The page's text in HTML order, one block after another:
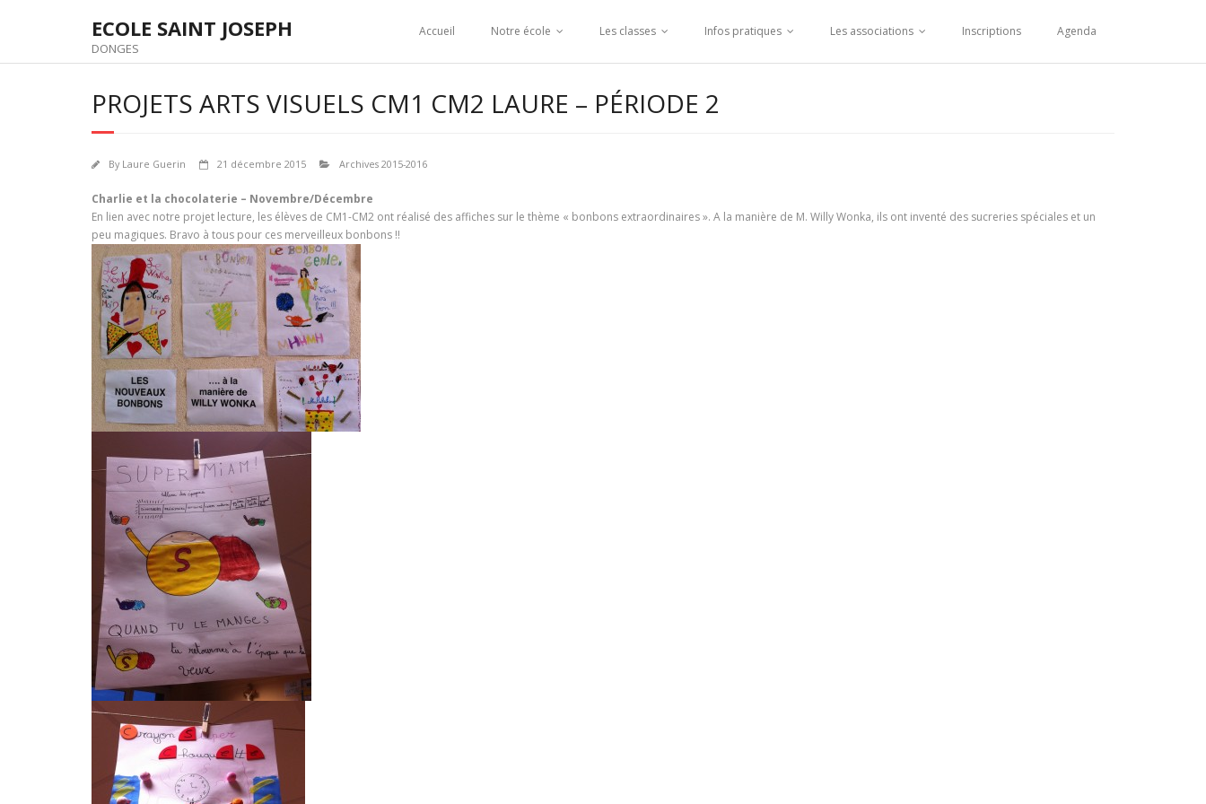
ECOLE SAINT JOSEPH
DONGES
Accueil Notre école Les classes Infos pratiques Les associations Inscriptions Agenda
PROJETS ARTS VISUELS CM1 CM2 LAURE – PÉRIODE 2
By Laure Guerin 21 décembre 2015 Archives 2015-2016
Charlie et la chocolaterie – Novembre/Décembre
En lien avec notre projet lecture, les élèves de CM1-CM2 ont réalisé des affiches sur le thème « bonbons extraordinaires ». A la manière de M. Willy Wonka, ils ont inventé des sucreries spéciales et un
peu magiques. Bravo à tous pour ces merveilleux bonbons !!